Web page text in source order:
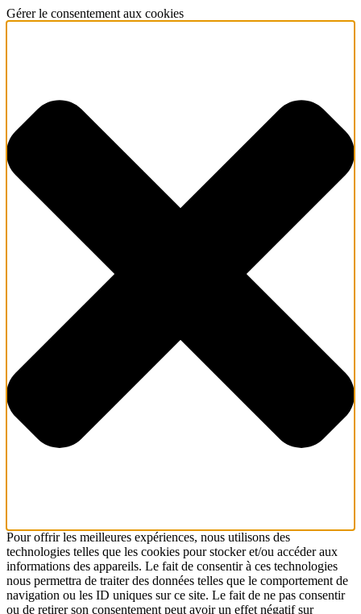
Gérer le consentement aux cookies
Pour offrir les meilleures expériences, nous utilisons des
technologies telles que les cookies pour stocker et/ou accéder aux
informations des appareils. Le fait de consentir à ces technologies
nous permettra de traiter des données telles que le comportement de
navigation ou les ID uniques sur ce site. Le fait de ne pas consentir
ou de retirer son consentement peut avoir un effet négatif sur